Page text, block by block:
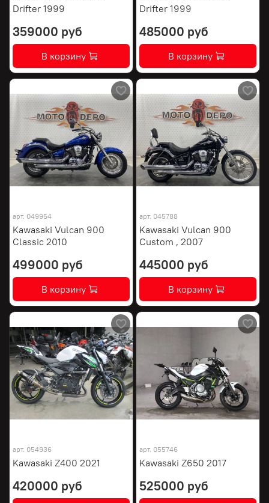
Drifter 1999
359000 руб
В корзину
Drifter 1999
485000 руб
В корзину
арт. 049954
Kawasaki Vulcan 900
Classic 2010
499000 руб
В корзину
арт. 045788
Kawasaki Vulcan 900
Custom , 2007
445000 руб
В корзину
арт. 054936
Kawasaki Z400 2021
420000 руб
арт. 055746
Kawasaki Z650 2017
525000 руб